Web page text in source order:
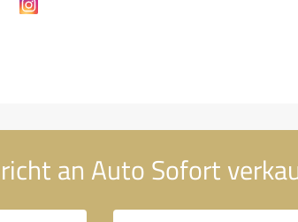
an Auto Sofort